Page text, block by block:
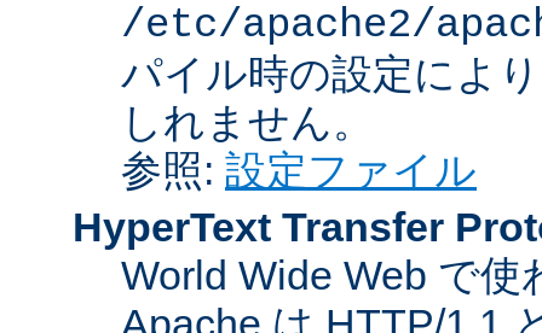
/etc/apache2/
パイル時の設定によ
しれません。
参照: 設定ファイル
HyperText Transfer
World Wide Web で
Apache は HTTP/1.1